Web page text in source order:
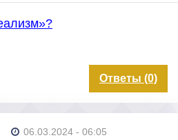
Ответы (0)
06.03.2024 - 06:05